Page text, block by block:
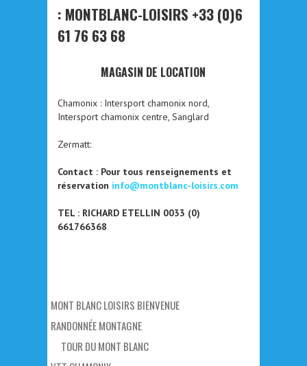
: MONTBLANC-LOISIRS +33 (0)6
61 76 63 68
MAGASIN DE LOCATION
Chamonix : Intersport chamonix nord,
Intersport chamonix centre, Sanglard
Zermatt:
Contact : Pour tous renseignements et
réservation info@montblanc-loisirs.com
TEL : RICHARD ETELLIN 0033 (0)
661766368
MONT BLANC LOISIRS BIENVENUE
RANDONNÉE MONTAGNE
TOUR DU MONT BLANC